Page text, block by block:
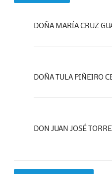
DOÑA MARÍA CRUZ
DOÑA TULA PIÑEIRO
DON JUAN JOSÉ